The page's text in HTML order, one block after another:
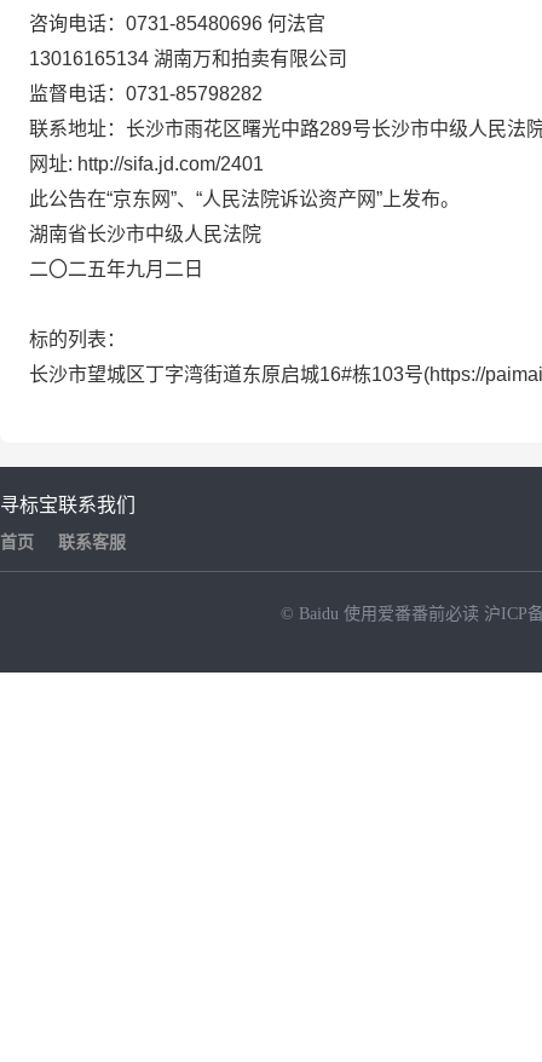
咨询电话：0731-85480696 何法官
13016165134 湖南万和拍卖有限公司
监督电话：0731-85798282
联系地址：长沙市雨花区曙光中路289号长沙市中级人民法
网址: http://sifa.jd.com/2401
此公告在“京东 网”、“人民法院诉讼资产网”上发布。
湖南省长沙市中级人民法院
二〇二五年九月 二 日
标的列表：
长沙市望城区丁字湾街道东原启城16#栋103号(https://
寻标宝
首页
联系我们
联系客服
© Baidu 使用爱番番前必读 沪ICP